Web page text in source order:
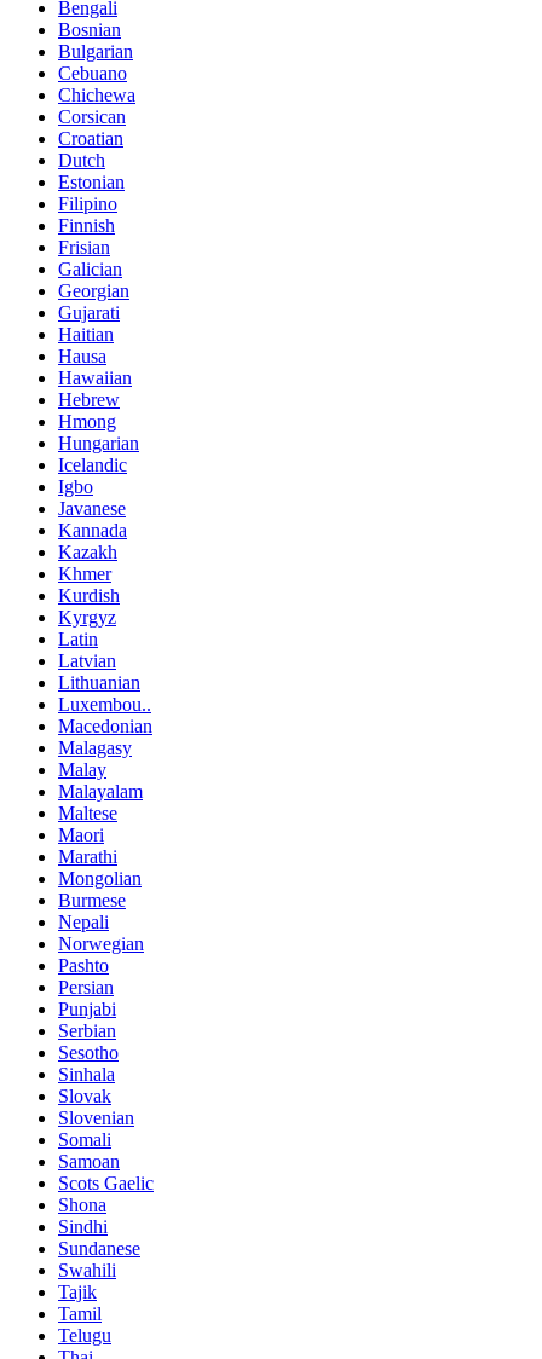
Bengali
Bosnian
Bulgarian
Cebuano
Chichewa
Corsican
Croatian
Dutch
Estonian
Filipino
Finnish
Frisian
Galician
Georgian
Gujarati
Haitian
Hausa
Hawaiian
Hebrew
Hmong
Hungarian
Icelandic
Igbo
Javanese
Kannada
Kazakh
Khmer
Kurdish
Kyrgyz
Latin
Latvian
Lithuanian
Luxembou..
Macedonian
Malagasy
Malay
Malayalam
Maltese
Maori
Marathi
Mongolian
Burmese
Nepali
Norwegian
Pashto
Persian
Punjabi
Serbian
Sesotho
Sinhala
Slovak
Slovenian
Somali
Samoan
Scots Gaelic
Shona
Sindhi
Sundanese
Swahili
Tajik
Tamil
Telugu